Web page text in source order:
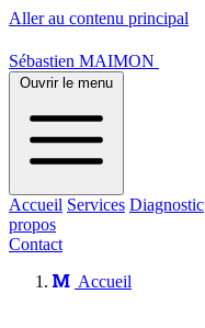
Aller au contenu principal
Sébastien MAIMON
Ouvrir le menu
Accueil Services Diagnostic
propos
Contact
Accueil